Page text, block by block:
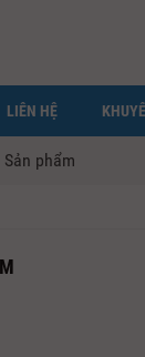
LIÊN HỆ
Sản phẩm